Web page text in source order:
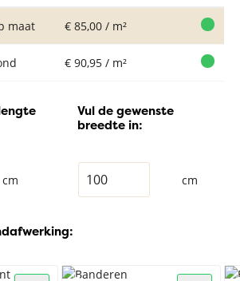
maat € 85,00 / m²
€ 90,95 / m²
cm
Vul de gewenste
breedte in:
cm